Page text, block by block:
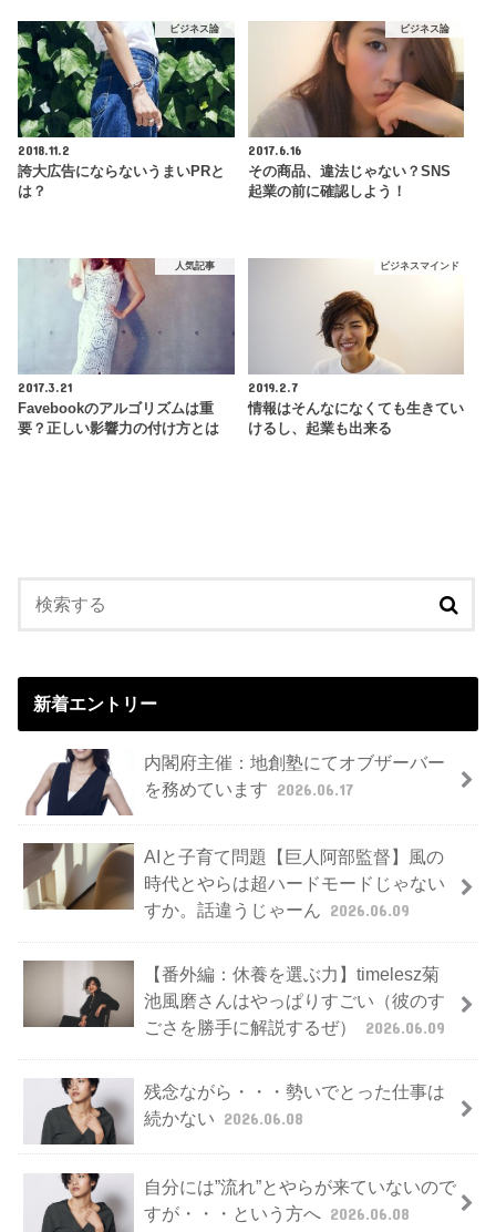
ビジネス論
2018.11.2
誇大広告にならないうまいPRと
は？
ビジネス論
2017.6.16
その商品、違法じゃない？SNS
起業の前に確認しよう！
人気記事
2017.3.21
Favebookのアルゴリズムは重
要？正しい影響力の付け方とは
ビジネスマインド
2019.2.7
情報はそんなになくても生きてい
けるし、起業も出来る
新着エントリー
内閣府主催：地創塾にてオブザーバー
を務めています 2026.06.17
AIと子育て問題【巨人阿部監督】風の
時代とやらは超ハードモードじゃない
すか。話違うじゃーん 2026.06.09
【番外編：休養を選ぶ力】timelesz菊
池風磨さんはやっぱりすごい（彼のす
ごさを勝手に解説するぜ）
2026.06.09
残念ながら・・・勢いでとった仕事は
続かない 2026.06.08
自分には”流れ”とやらが来ていないので
すが・・・という方へ 2026.06.08